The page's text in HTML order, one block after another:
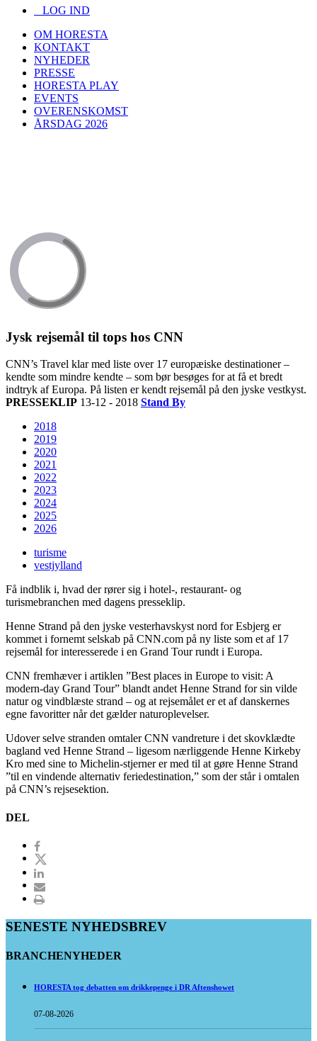
LOG IND
OM HORESTA
KONTAKT
NYHEDER
PRESSE
HORESTA PLAY
EVENTS
OVERENSKOMST
ÅRSDAG 2026
Jysk rejsemål til tops hos CNN
CNN’s Travel klar med liste over 17 europæiske destinationer –
kendte som mindre kendte – som bør besøges for at få et bredt
indtryk af Europa. På listen er kendt rejsemål på den jyske vestkyst.
PRESSEKLIP 13-12 - 2018 Stand By
2018
2019
2020
2021
2022
2023
2024
2025
2026
turisme
vestjylland
Få indblik i, hvad der rører sig i hotel-, restaurant- og
turismebranchen med dagens presseklip.
Henne Strand på den jyske vesterhavskyst nord for Esbjerg er
kommet i fornemt selskab på CNN.com på ny liste som et af 17
rejsemål for interesserede i en Grand Tour rundt i Europa.
CNN fremhæver i artiklen ”Best places in Europe to visit: A
modern-day Grand Tour” blandt andet Henne Strand for sin vilde
natur og vindblæste strand – og at rejsemålet er et af danskernes
egne favoritter når det gælder naturoplevelser.
Udover selve stranden omtaler CNN vandreture i det skovklædte
bagland ved Henne Strand – ligesom nærliggende Henne Kirkeby
Kro med sine to Michelin-stjerner er med til at gøre Henne Strand
”til en vindende alternativ feriedestination,” som der står i omtalen
på CNN’s rejsesektion.
DEL
SENESTE NYHEDSBREV
BRANCHENYHEDER
HORESTA tog debatten om drikkepenge i DR Aftenshowet
07-08-2026